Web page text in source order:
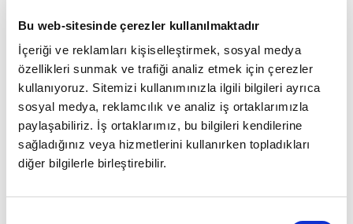
Bu web-sitesinde çerezler kullanılmaktadır
İçeriği ve reklamları kişiselleştirmek, sosyal medya
özellikleri sunmak ve trafiği analiz etmek için çerezler
kullanıyoruz. Sitemizi kullanımınızla ilgili bilgileri ayrıca
sosyal medya, reklamcılık ve analiz iş ortaklarımızla
paylaşabiliriz. İş ortaklarımız, bu bilgileri kendilerine
sağladığınız veya hizmetlerini kullanırken topladıkları
diğer bilgilerle birleştirebilir.